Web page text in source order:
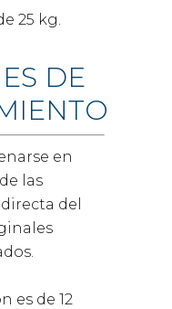
25 kg.
DE
en
las
del
es de 12